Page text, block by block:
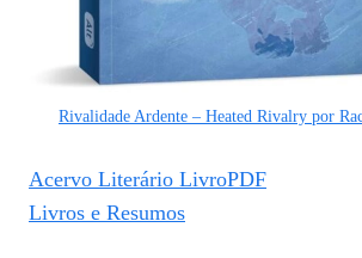
Rivalidade Ardente – Heated Rivalry por
Acervo Literário LivroPDF
Livros e Resumos